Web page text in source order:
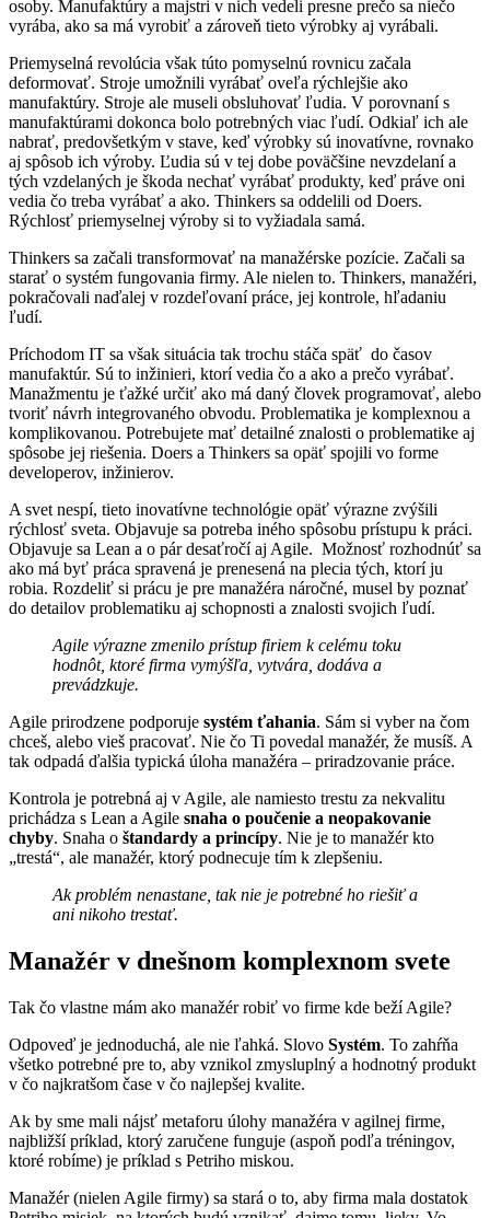
osoby. Manufaktúry a majstri v nich vedeli presne prečo sa niečo
vyrába, ako sa má vyrobiť a zároveň tieto výrobky aj vyrábali.
Priemyselná revolúcia však túto pomyselnú rovnicu začala
deformovať. Stroje umožnili vyrábať oveľa rýchlejšie ako
manufaktúry. Stroje ale museli obsluhovať ľudia. V porovnaní s
manufaktúrami dokonca bolo potrebných viac ľudí. Odkiaľ ich ale
nabrať, predovšetkým v stave, keď výrobky sú inovatívne, rovnako
aj spôsob ich výroby. Ľudia sú v tej dobe poväčšine nevzdelaní a
tých vzdelaných je škoda nechať vyrábať produkty, keď práve oni
vedia čo treba vyrábať a ako. Thinkers sa oddelili od Doers.
Rýchlosť priemyselnej výroby si to vyžiadala samá.
Thinkers sa začali transformovať na manažérske pozície. Začali sa
starať o systém fungovania firmy. Ale nielen to. Thinkers, manažéri,
pokračovali naďalej v rozdeľovaní práce, jej kontrole, hľadaniu
ľudí.
Príchodom IT sa však situácia tak trochu stáča späť do časov
manufaktúr. Sú to inžinieri, ktorí vedia čo a ako a prečo vyrábať.
Manažmentu je ťažké určiť ako má daný človek programovať, alebo
tvoriť návrh integrovaného obvodu. Problematika je komplexnou a
komplikovanou. Potrebujete mať detailné znalosti o problematike aj
spôsobe jej riešenia. Doers a Thinkers sa opäť spojili vo forme
developerov, inžinierov.
A svet nespí, tieto inovatívne technológie opäť výrazne zvýšili
rýchlosť sveta. Objavuje sa potreba iného spôsobu prístupu k práci.
Objavuje sa Lean a o pár desaťročí aj Agile. Možnosť rozhodnúť sa
ako má byť práca spravená je prenesená na plecia tých, ktorí ju
robia. Rozdeliť si prácu je pre manažéra náročné, musel by poznať
do detailov problematiku aj schopnosti a znalosti svojich ľudí.
Agile výrazne zmenilo prístup firiem k celému toku
hodnôt, ktoré firma vymýšľa, vytvára, dodáva a
prevádzkuje.
Agile prirodzene podporuje systém ťahania. Sám si vyber na čom
chceš, alebo vieš pracovať. Nie čo Ti povedal manažér, že musíš. A
tak odpadá ďalšia typická úloha manažéra – priradzovanie práce.
Kontrola je potrebná aj v Agile, ale namiesto trestu za nekvalitu
prichádza s Lean a Agile snaha o poučenie a neopakovanie
chyby. Snaha o štandardy a princípy. Nie je to manažér kto
„trestá“, ale manažér, ktorý podnecuje tím k zlepšeniu.
Ak problém nenastane, tak nie je potrebné ho riešiť a
ani nikoho trestať.
Manažér v dnešnom komplexnom svete
Tak čo vlastne mám ako manažér robiť vo firme kde beží Agile?
Odpoveď je jednoduchá, ale nie ľahká. Slovo Systém. To zahŕňa
všetko potrebné pre to, aby vznikol zmysluplný a hodnotný produkt
v čo najkratšom čase v čo najlepšej kvalite.
Ak by sme mali nájsť metaforu úlohy manažéra v agilnej firme,
najbližší príklad, ktorý zaručene funguje (aspoň podľa tréningov,
ktoré robíme) je príklad s Petriho miskou.
Manažér (nielen Agile firmy) sa stará o to, aby firma mala dostatok